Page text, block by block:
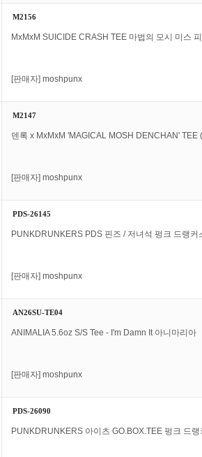
M2156
MxMxM SUICIDE CRASH TEE 마법의 모시 미스
[판매자] moshpunx
M2147
덴록 x MxMxM 'MAGICAL MOSH DENCHAN' TEE
[판매자] moshpunx
PDS-26145
PUNKDRUNKERS PDS 핀즈 / 저녀석 펑크 드랭커
[판매자] moshpunx
AN26SU-TE04
ANIMALIA 5.6oz S/S Tee - I'm Damn It 아니마리아
[판매자] moshpunx
PDS-26090
PUNKDRUNKERS 아이츠 GO.BOX.TEE 펑크 드랭